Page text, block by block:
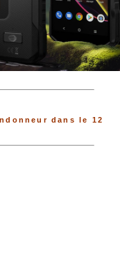
dans le 12